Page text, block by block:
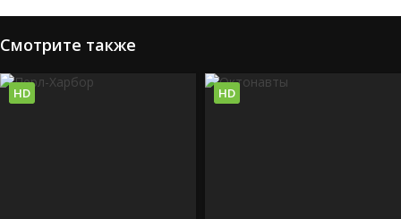
Смотрите также
HD HD